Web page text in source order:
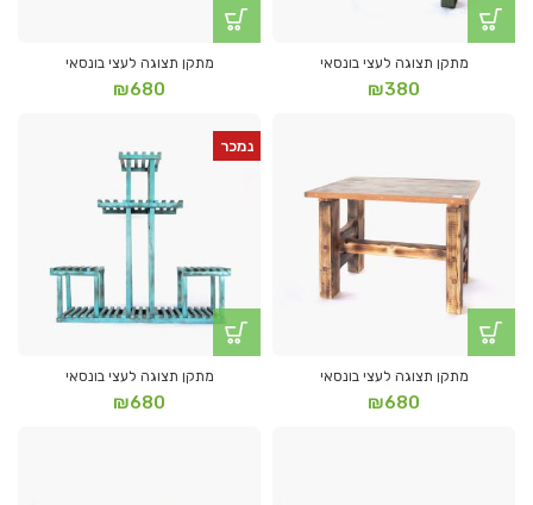
מתקן תצוגה לעצי בונסאי
₪380
מתקן תצוגה לעצי בונסאי
₪680
מתקן תצוגה לעצי בונסאי
₪680
נמכר
מתקן תצוגה לעצי בונסאי
₪680